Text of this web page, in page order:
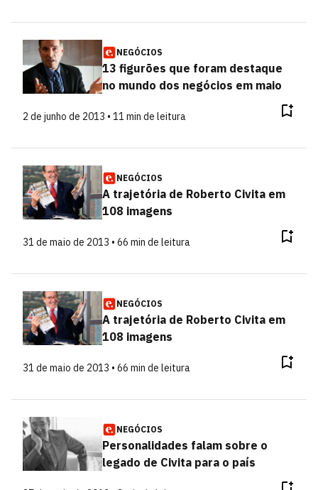
NEGÓCIOS
13 figurões que foram destaque
no mundo dos negócios em maio
2 de junho de 2013 • 11 min de leitura
NEGÓCIOS
A trajetória de Roberto Civita em
108 imagens
31 de maio de 2013 • 66 min de leitura
NEGÓCIOS
A trajetória de Roberto Civita em
108 imagens
31 de maio de 2013 • 66 min de leitura
NEGÓCIOS
Personalidades falam sobre o
legado de Civita para o país